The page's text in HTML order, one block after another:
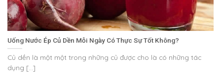
Uống Nước Ép Củ Dền Mỗi Ngày Có Thực Sự Tốt Không?
Củ dền là một một trong những củ được cho là có những tác
dụng [...]